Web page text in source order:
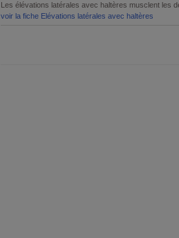
Les élévations latérales avec haltères musclent les
voir la fiche Elévations latérales avec haltères